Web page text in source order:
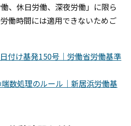
、休日労働、深夜労働」に限ら
働時間には適用できないためご
付け基発150号｜労働省労働基準
数処理のルール｜新居浜労働基